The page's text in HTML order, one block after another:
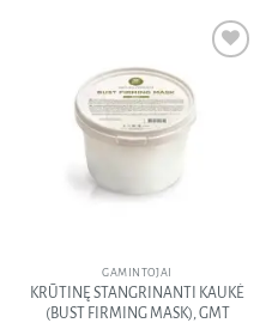
GAMINTOJAI
KRŪTINĘ STANGRINANTI KAUKĖ
(BUST FIRMING MASK), GMT